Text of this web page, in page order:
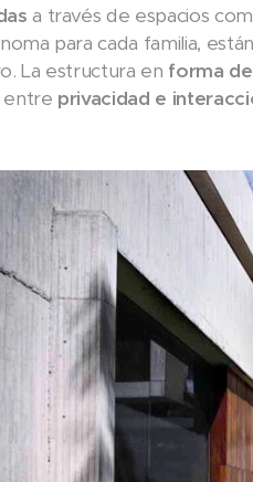
a través de espacios
para cada familia,
La estructura en forma
entre privacidad e